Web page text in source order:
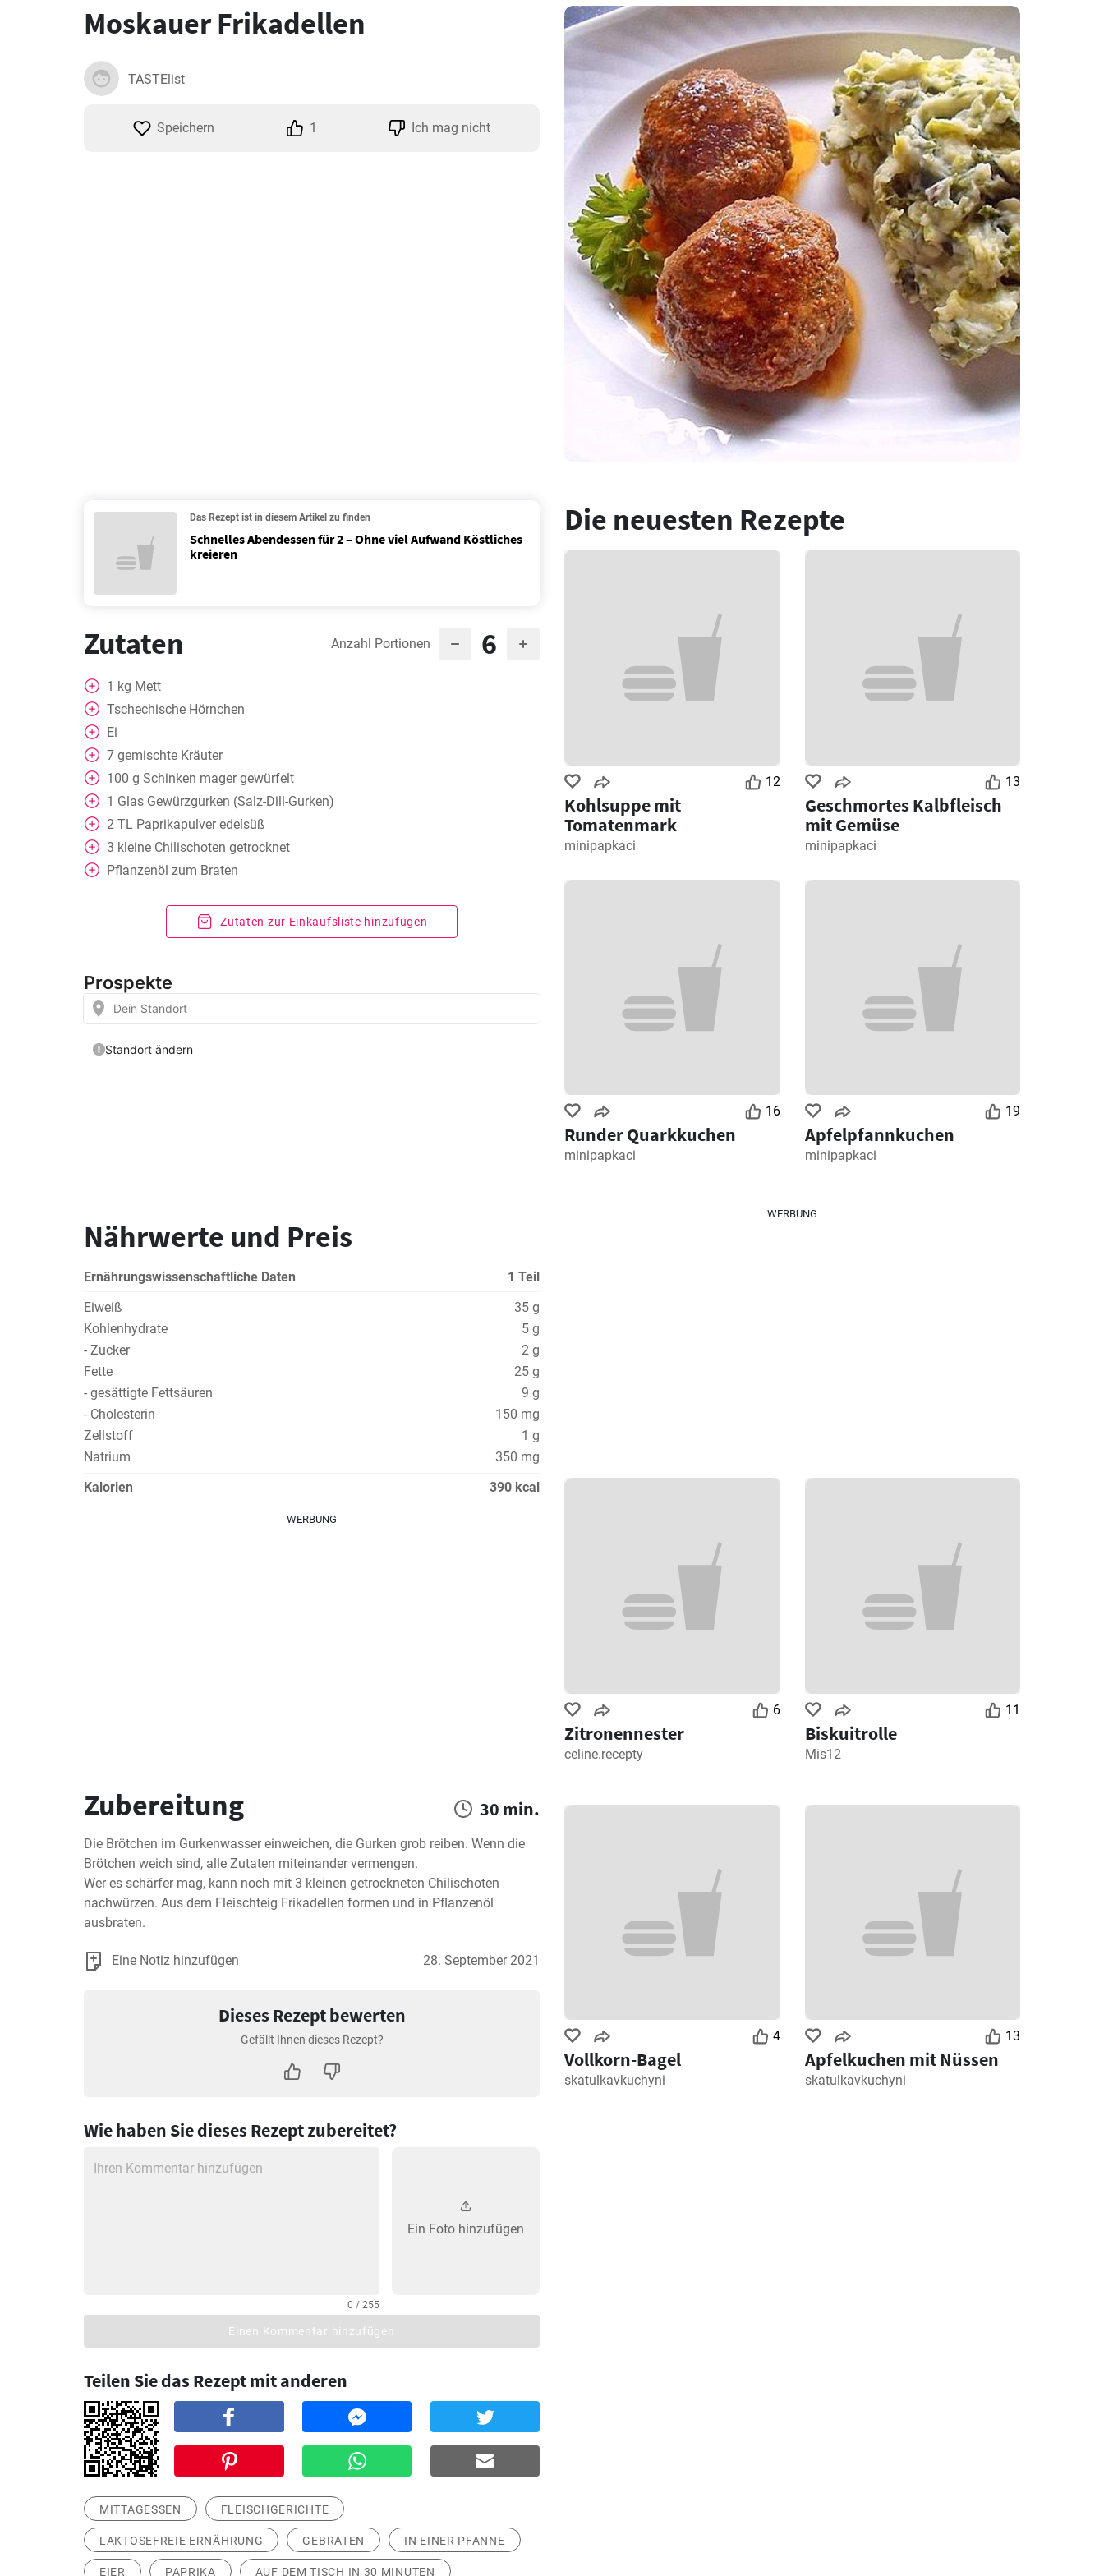
Moskauer Frikadellen
TASTElist
Speichern 1 Ich mag nicht
Das Rezept ist in diesem Artikel zu finden
Schnelles Abendessen für 2 – Ohne viel Aufwand Köstliches
kreieren
Zutaten Anzahl Portionen 6
1 kg Mett
Tschechische Hörnchen
Ei
7 gemischte Kräuter
100 g Schinken mager gewürfelt
1 Glas Gewürzgurken (Salz-Dill-Gurken)
2 TL Paprikapulver edelsüß
3 kleine Chilischoten getrocknet
Pflanzenöl zum Braten
Zutaten zur Einkaufsliste hinzufügen
Nährwerte und Preis
Ernährungswissenschaftliche Daten
1 Teil
Eiweiß
35 g
Kohlenhydrate
5 g
- Zucker
2 g
Fette
25 g
- gesättigte Fettsäuren
9 g
- Cholesterin
150 mg
Zellstoff
1 g
Natrium
350 mg
Kalorien
390 kcal
WERBUNG
Zubereitung 30 min.
Die Brötchen im Gurkenwasser einweichen, die Gurken grob reiben. Wenn die
Brötchen weich sind, alle Zutaten miteinander vermengen.
Wer es schärfer mag, kann noch mit 3 kleinen getrockneten Chilischoten
nachwürzen. Aus dem Fleischteig Frikadellen formen und in Pflanzenöl
ausbraten.
Eine Notiz hinzufügen 28. September 2021
Dieses Rezept bewerten
Gefällt Ihnen dieses Rezept?
Wie haben Sie dieses Rezept zubereitet?
0 / 255
Ein Foto hinzufügen
Einen Kommentar hinzufügen
Teilen Sie das Rezept mit anderen
MITTAGESSEN FLEISCHGERICHTE
LAKTOSEFREIE ERNÄHRUNG GEBRATEN IN EINER PFANNE
EIER PAPRIKA AUF DEM TISCH IN 30 MINUTEN
Die neuesten Rezepte
12
Kohlsuppe mit
Tomatenmark
minipapkaci
13
Geschmortes Kalbfleisch
mit Gemüse
minipapkaci
16
Runder Quarkkuchen
minipapkaci
19
Apfelpfannkuchen
minipapkaci
WERBUNG
6
Zitronennester
celine.recepty
11
Biskuitrolle
Mis12
4
Vollkorn-Bagel
skatulkavkuchyni
13
Apfelkuchen mit Nüssen
skatulkavkuchyni